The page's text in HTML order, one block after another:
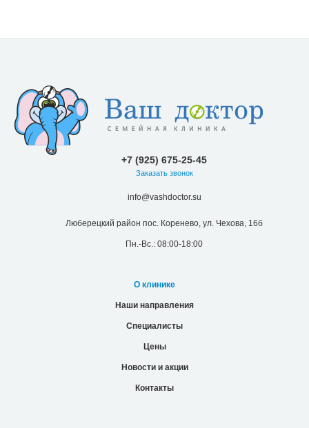
+7 (925) 675-25-45
Заказать звонок
info@vashdoctor.su
Люберецкий район пос. Коренево, ул. Чехова, 16б
Пн.-Вс.: 08:00-18:00
О клинике
Наши направления
Специалисты
Цены
Новости и акции
Контакты